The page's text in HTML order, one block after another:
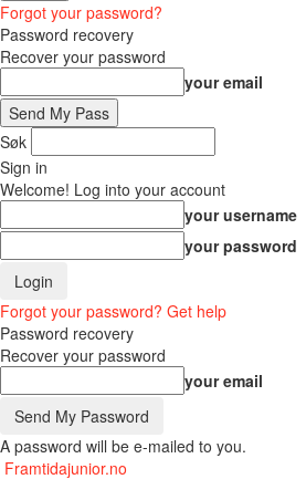
Forgot your password?
Password recovery
Recover your password
your email
Søk
Sign in
Welcome! Log into your account
your username
your password
Forgot your password? Get help
Password recovery
Recover your password
your email
A password will be e-mailed to you.
Framtidajunior.no